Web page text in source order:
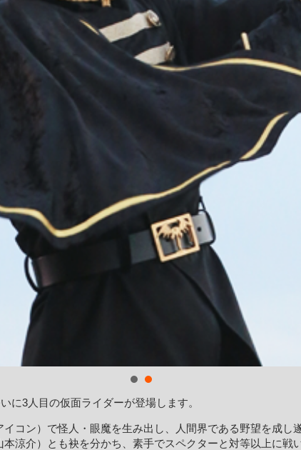
に3人目の仮面ライダーが登場します。
コン）で怪人・眼魔を生み出し、人間界である野望を成し
涼介）とも袂を分かち、素手でスペクターと対等以上に戦